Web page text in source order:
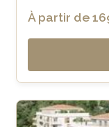
À partir de